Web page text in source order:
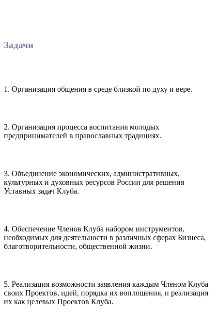
Задачи
1. Организация общения в среде близкой по духу и вере.
2. Организация процесса воспитания молодых
предпринимателей в православных традициях.
3. Объединение экономических, административных,
культурных и духовных ресурсов России для решения
Уставных задач Клуба.
4. Обеспечение Членов Клуба набором инструментов,
необходимых для деятельности в различных сферах Бизнеса,
благотворительности, общественной жизни.
5. Реализация возможности заявления каждым Членом Клуба
своих Проектов, идей, порядка их воплощения, и реализация
их как целевых Проектов Клуба.